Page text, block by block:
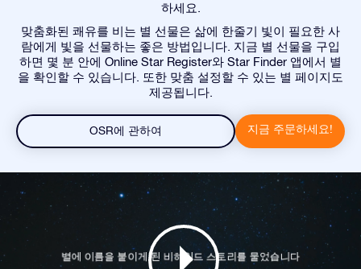
하세요.
맞춤화된 쾌유를 비는 별 선물은 삶에 한줄기 빛이 필요한 사
람에게 빛을 선물하는 좋은 방법입니다. 지금 별 선물을 구입
하면 몇 분 안에 Online Star Register와 Star Finder 앱에서 별
을 확인할 수 있습니다. 또한 맞춤 설정할 수 있는 별 페이지도
제공됩니다.
OSR에 관하여 지금 주문하세요!